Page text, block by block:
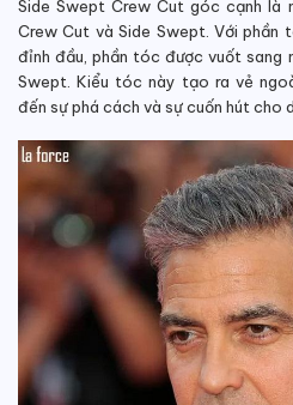
Side Swept Crew Cut góc cạnh
Crew Cut và Side Swept. Với phần
đỉnh đầu, phần tóc được vuốt sang
Swept. Kiểu tóc này tạo ra vẻ
đến sự phá cách và sự cuốn hút cho